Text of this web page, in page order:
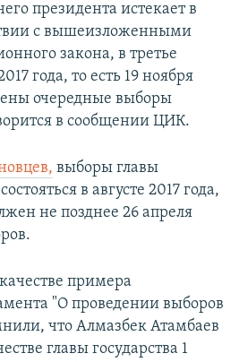
президента истекает в
с вышеизложенными
закона, в третье
года, то есть 19 ноября
очередные выборы
в сообщении ЦИК.
выборы главы
в августе 2017 года,
не позднее 26 апреля
примера
"О проведении выборов
что Алмазбек Атамбаев
главы государства 1